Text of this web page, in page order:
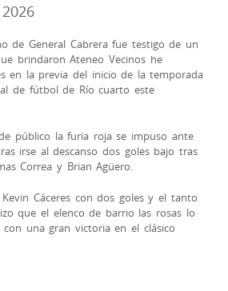
2026
de General Cabrera fue testigo de un
brindaron Ateneo Vecinos he
en la previa del inicio de la temporada
de fútbol de Río cuarto este
público la furia roja se impuso ante
irse al descanso dos goles bajo tras
Correa y Brian Agüero.
Cáceres con dos goles y el tanto
que el elenco de barrio las rosas lo
una gran victoria en el clásico